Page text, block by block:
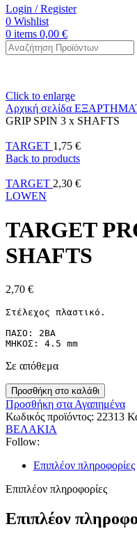
Login / Register
0 Wishlist
0 items 0,00 €
Click to enlarge
Αρχική σελίδα
GRIP SPIN 3 x SHAFTS
TARGET 1,75 €
Back to products
TARGET 2,30 €
LOWEN
TARGET
SHAFTS
2,70 €
Στέλεχος πλαστικό.
ΠΑΣΟ: 2ΒΑ
ΜΗΚΟΣ: 4.5 mm
Σε απόθεμα
Προσθήκη στο καλάθι
Προσθήκη στα Αγαπημένα
Κωδικός προϊόντος: 22313
ΒΕΛΑΚΙΑ
Follow:
Επιπλέον πληροφορίες
Επιπλέον πληροφορίες
Επιπλέον